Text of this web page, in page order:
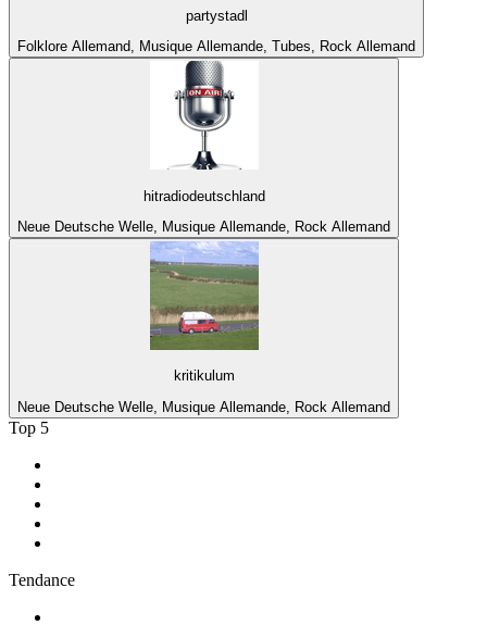
partystadl
Folklore Allemand, Musique Allemande, Tubes, Rock Allemand
hitradiodeutschland
Neue Deutsche Welle, Musique Allemande, Rock Allemand
kritikulum
Neue Deutsche Welle, Musique Allemande, Rock Allemand
Top 5
Tendance